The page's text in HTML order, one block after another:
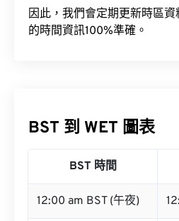
因此，我們會定期更新時區
的時間資訊100%準確。
BST 到 WET 圖表
BST 時間
12:00 am BST (午夜)